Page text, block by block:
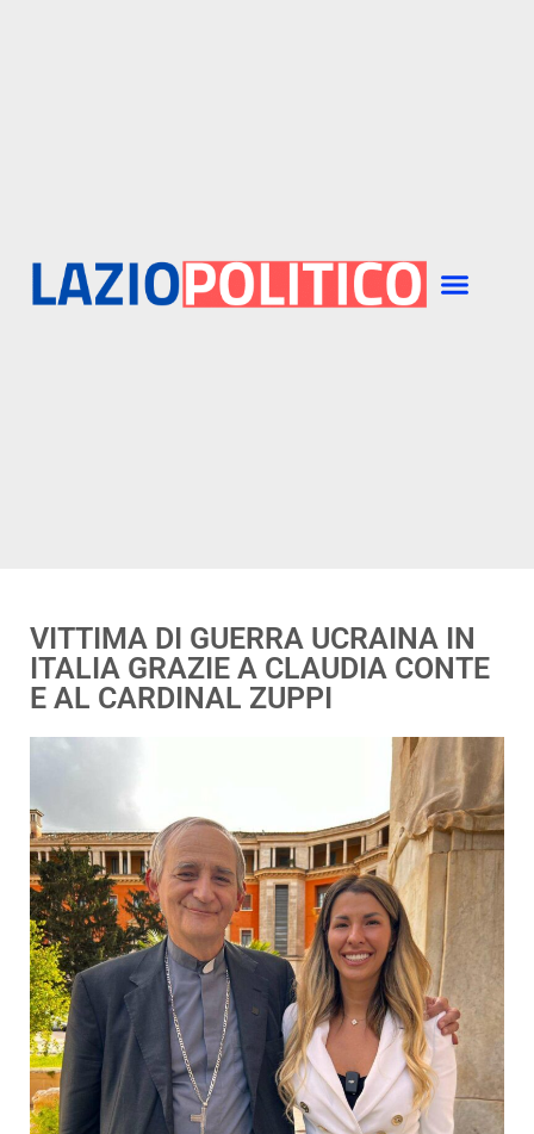
VITTIMA DI GUERRA UCRAINA IN
ITALIA GRAZIE A CLAUDIA CONTE
E AL CARDINAL ZUPPI